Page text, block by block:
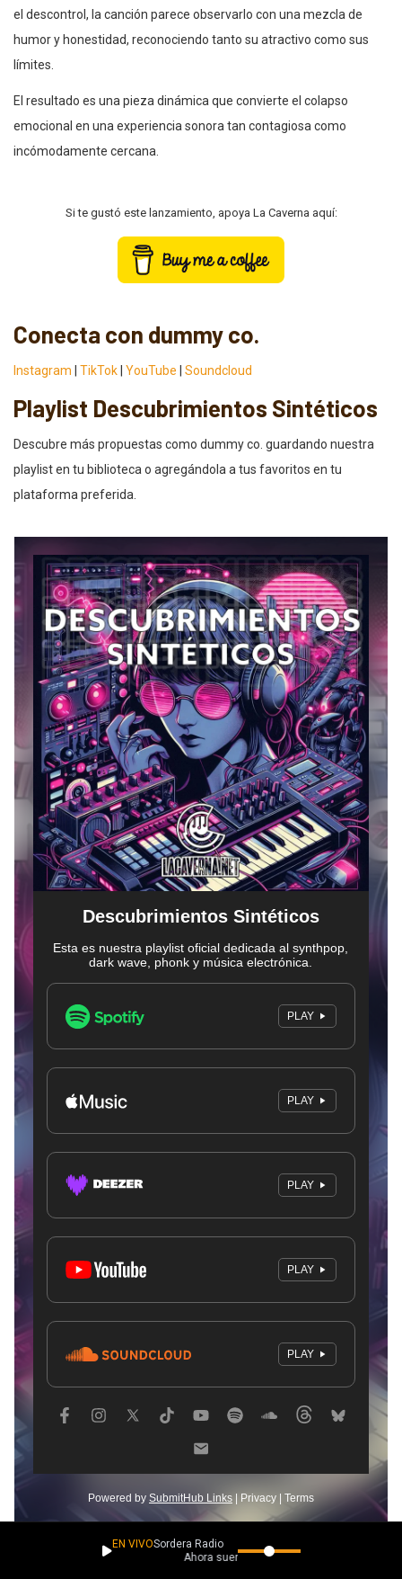
el descontrol, la canción parece observarlo con una mezcla de
humor y honestidad, reconociendo tanto su atractivo como sus
límites.
El resultado es una pieza dinámica que convierte el colapso
emocional en una experiencia sonora tan contagiosa como
incómodamente cercana.
Si te gustó este lanzamiento, apoya La Caverna aquí:
Conecta con dummy co.
Instagram TikTok YouTube Soundcloud
Playlist Descubrimientos Sintéticos
Descubre más propuestas como dummy co. guardando nuestra
playlist en tu biblioteca o agregándola a tus favoritos en tu
plataforma preferida.
EN VIVOSordera Radio
Ahora suena